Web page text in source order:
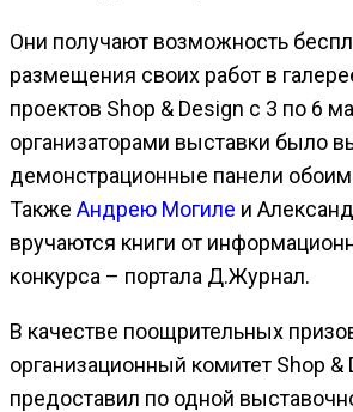
Они получают возможность
размещения своих работ в
проектов Shop & Design с 3 по 6
организаторами выставки было
демонстрационные панели
Также Андрею Могиле и
вручаются книги от
конкурса – портала Д.Журнал.
В качестве поощрительных
организационный комитет Shop &
предоставил по одной